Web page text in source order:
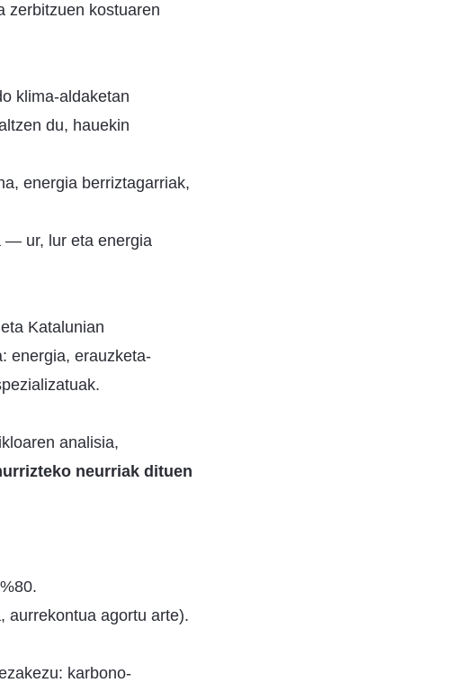
zerbitzuen kostuaren
klima-aldaketan
du, hauekin
energia berriztagarriak,
— ur, lur eta energia
Katalunian
energia, erauzketa-
analisia,
neurriak dituen
aurrekontua agortu arte).
karbono-